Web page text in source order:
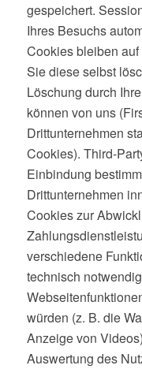
gespeichert.
Ihres Besuchs
Cookies bleiben
Sie diese selbst
Löschung durch
können von uns
Drittunternehmen
Cookies). Third-
Einbindung
Drittunternehmen
Cookies zur
verschiedene
technisch
würden (z. B. die
Anzeige von
Auswertung des